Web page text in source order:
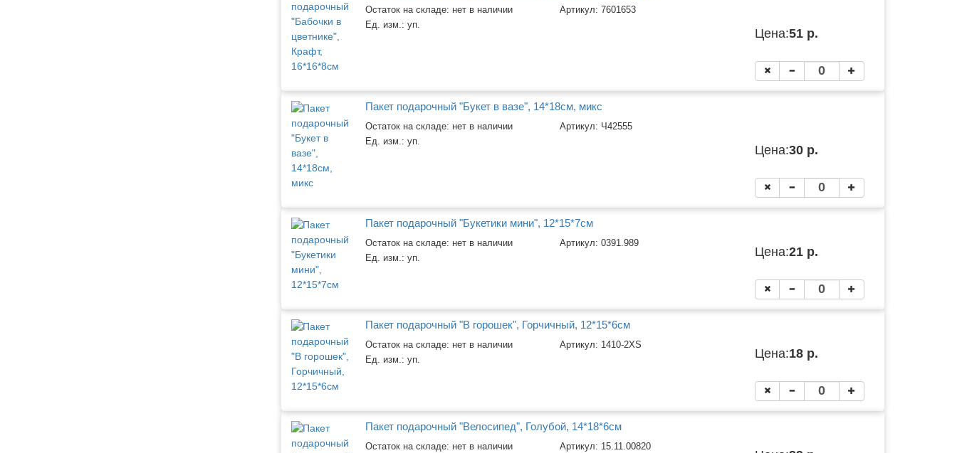
Остаток на складе: нет в наличии Артикул:7601653
Ед. изм.: уп.
Цена:51 р.
Пакет подарочный "Букет в вазе", 14*18см, микс
Остаток на складе: нет в наличии Артикул: Ч42555
Ед. изм.: уп.
Цена:30 р.
Пакет подарочный "Букетики мини", 12*15*7см
Остаток на складе: нет в наличии Артикул:0391.989
Ед. изм.: уп. Цена:21 р.
Пакет подарочный "В горошек", Горчичный, 12*15*6см
Остаток на складе: нет в наличии Артикул: 1410-2XS
Ед. изм.: уп. Цена:18 р.
Пакет подарочный "Велосипед", Голубой, 14*18*6см
Остаток на складе: нет в наличии Артикул: 15.11.00820